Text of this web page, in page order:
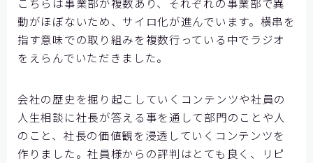
動がほぼないため、サイロ化が進んでいます。横串を
指す意味での取り組みを複数行っている中でラジオ
をえらんでいただきました。
会社の歴史を掘り起こしていくコンテンツや社員の
人生相談に社長が答える事を通して部門のことや人
のこと、社長の価値観を浸透していくコンテンツを
作りました。社員様からの評判はとても良く、リピ